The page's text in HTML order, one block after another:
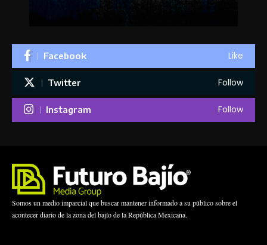
Facebook Like
Twitter Follow
Instagram Follow
Somos un medio imparcial que buscar mantener informado a su público sobre el
acontecer diario de la zona del bajío de la República Mexicana.